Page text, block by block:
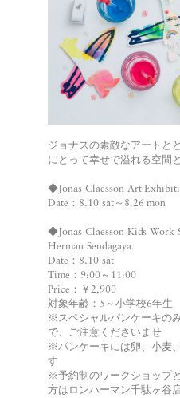
ジョナスの素敵なアートと
にとって幸せで溢れる空間
◆Jonas Claesson Art
Date：8.10 sat～8.26 mon
◆Jonas Claesson Kids Work
Herman Sendagaya
Date：8.10 sat
Time：9:00～11:00
Price：￥2,900
対象年齢：5～小学校6年生
※スペシャルパンケーキの
で、ご注意くださいませ
※パンケーキには卵、小麦
す
※予約制のワークショップ
方はロンハーマン千駄ヶ谷